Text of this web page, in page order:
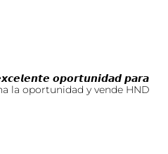
𝙤𝙥𝙤𝙧𝙩𝙪𝙣𝙞𝙙𝙖𝙙 𝙥𝙖𝙧𝙖
la oportunidad y vende HND